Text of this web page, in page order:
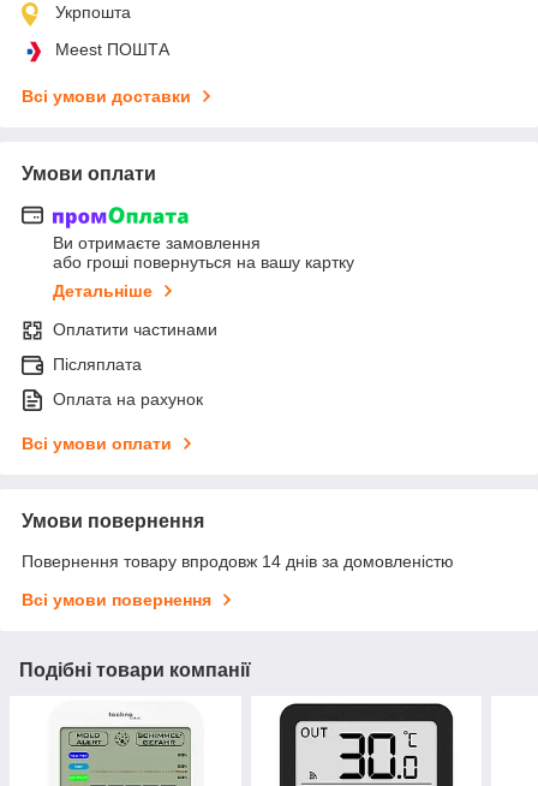
Укрпошта
Meest ПОШТА
Всі умови доставки
Умови оплати
Ви отримаєте замовлення
або гроші повернуться на вашу картку
Детальніше
Оплатити частинами
Післяплата
Оплата на рахунок
Всі умови оплати
Умови повернення
Повернення товару впродовж 14 днів за домовленістю
Всі умови повернення
Подібні товари компанії